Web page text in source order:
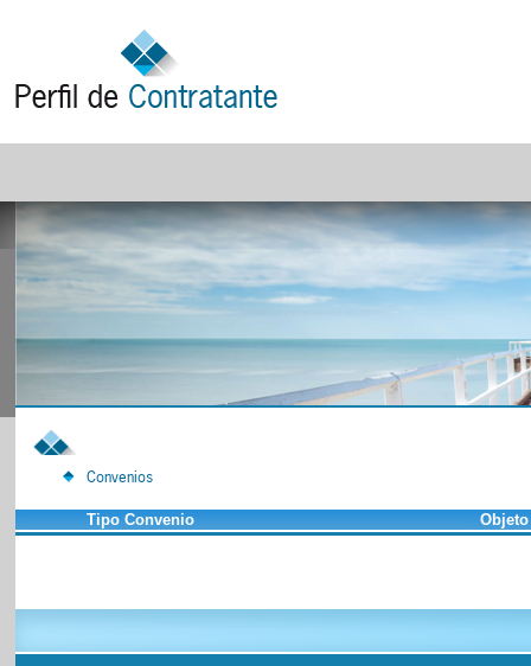
Convenios
Tipo Convenio Objeto